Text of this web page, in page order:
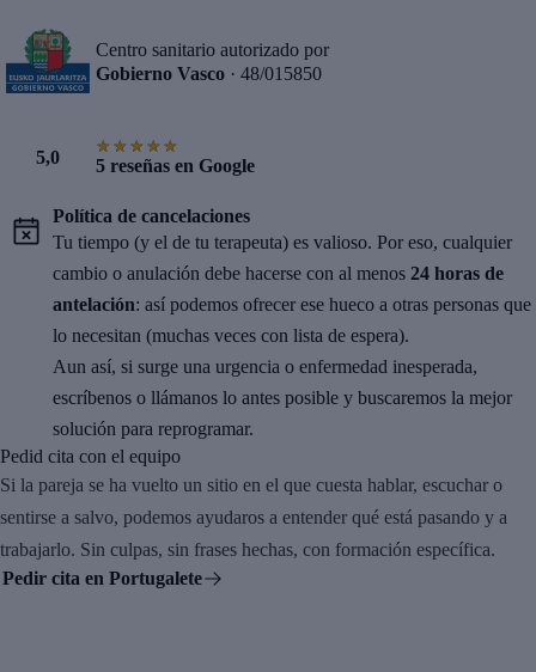
Centro sanitario autorizado por
Gobierno Vasco · 48/015850
5,0
★★★★★
★★★★★
5 reseñas en Google
Política de cancelaciones
Tu tiempo (y el de tu terapeuta) es valioso. Por eso, cualquier
cambio o anulación debe hacerse con al menos 24 horas de
antelación: así podemos ofrecer ese hueco a otras personas que
lo necesitan (muchas veces con lista de espera).
Aun así, si surge una urgencia o enfermedad inesperada,
escríbenos o llámanos lo antes posible y buscaremos la mejor
solución para reprogramar.
Pedid cita con el equipo
Si la pareja se ha vuelto un sitio en el que cuesta hablar, escuchar o
sentirse a salvo, podemos ayudaros a entender qué está pasando y a
trabajarlo. Sin culpas, sin frases hechas, con formación específica.
Pedir cita en Portugalete